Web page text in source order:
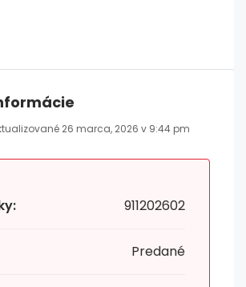
26 marca, 2026 v 9:44 pm
911202602
Predané